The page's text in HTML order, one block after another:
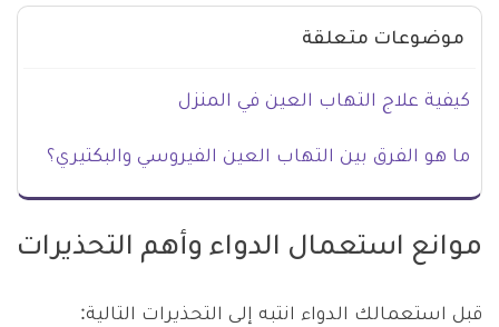
موضوعات متعلقة
كيفية علاج التهاب العين في المنزل
ما هو الفرق بين التهاب العين الفيروسي والبكتيري؟
موانع استعمال الدواء وأهم التحذيرات
قبل استعمالك الدواء انتبه إلى التحذيرات التالية: